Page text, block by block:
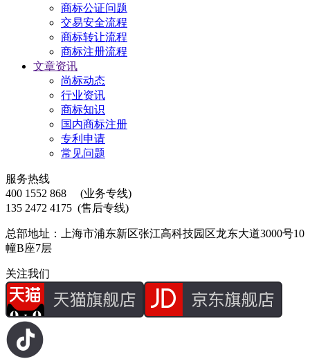
商标公证问题
交易安全流程
商标转让流程
商标注册流程
文章资讯
尚标动态
行业资讯
商标知识
国内商标注册
专利申请
常见问题
服务热线
400 1552 868
(业务专线)
135 2472 4175 (售后专线)
总部地址：上海市浦东新区张江高科技园区龙东大道3000号10
幢B座7层
关注我们